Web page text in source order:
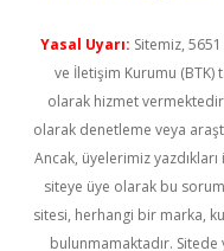
Yasal Uyarı: Sitemiz,
ve İletişim Kurumu (BTK)
olarak hizmet
olarak denetleme veya
Ancak, üyelerimiz
siteye üye olarak bu
sitesi, herhangi bir marka,
bulunmamaktadır. Sitede